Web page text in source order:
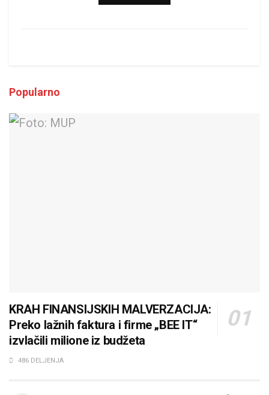
Popularno
KRAH FINANSIJSKIH MALVERZACIJA:
Preko lažnih faktura i firme „BEE IT“
izvlačili milione iz budžeta
486 DELJENJA